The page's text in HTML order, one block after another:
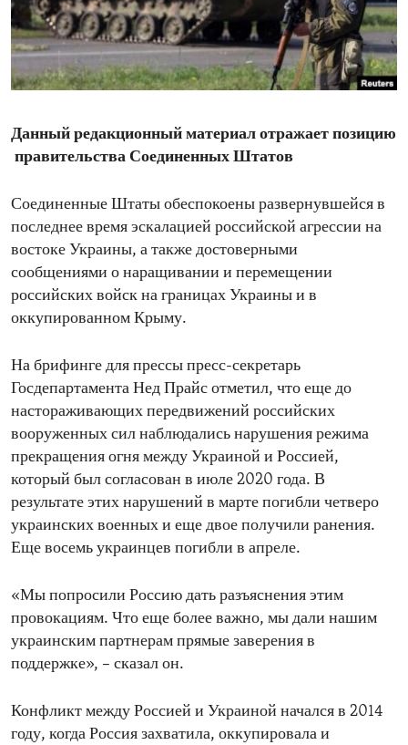
ENVIRONMENT AND HEALTH
IDEALS AND INSTITUTIONS
Данный редакционный материал отражает позицию
правительства Соединенных Штатов
Соединенные Штаты обеспокоены развернувшейся в
последнее время эскалацией российской агрессии на
востоке Украины, а также достоверными
сообщениями о наращивании и перемещении
российских войск на границах Украины и в
оккупированном Крыму.
На брифинге для прессы пресс-секретарь
Госдепартамента Нед Прайс отметил, что еще до
настораживающих передвижений российских
вооруженных сил наблюдались нарушения режима
прекращения огня между Украиной и Россией,
который был согласован в июле 2020 года. В
результате этих нарушений в марте погибли четверо
украинских военных и еще двое получили ранения.
Еще восемь украинцев погибли в апреле.
«Мы попросили Россию дать разъяснения этим
провокациям. Что еще более важно, мы дали нашим
украинским партнерам прямые заверения в
поддержке», – сказал он.
Конфликт между Россией и Украиной начался в 2014
году, когда Россия захватила, оккупировала и